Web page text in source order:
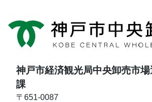
神戸市経済観光局中央卸売市
課
〒651-0087